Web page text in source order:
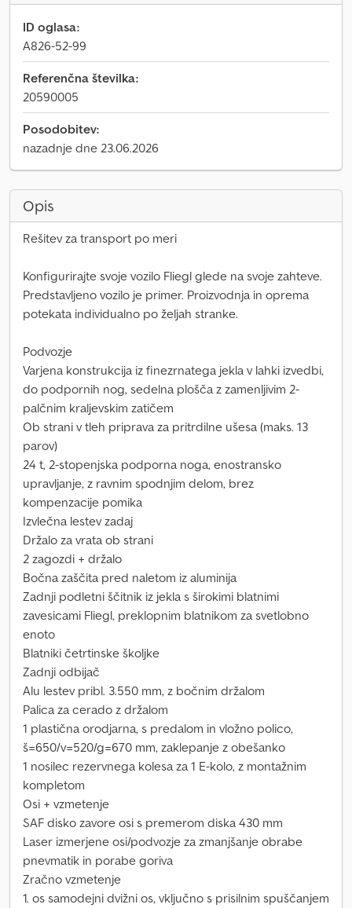
ID oglasa:
A826-52-99
Referenčna številka:
20590005
Posodobitev:
nazadnje dne 23.06.2026
Opis
Rešitev za transport po meri
Konfigurirajte svoje vozilo Fliegl glede na svoje zahteve.
Predstavljeno vozilo je primer. Proizvodnja in oprema
potekata individualno po željah stranke.
Podvozje
Varjena konstrukcija iz finezrnatega jekla v lahki izvedbi,
do podpornih nog, sedelna plošča z zamenljivim 2-
palčnim kraljevskim zatičem
Ob strani v tleh priprava za pritrdilne ušesa (maks. 13
parov)
24 t, 2-stopenjska podporna noga, enostransko
upravljanje, z ravnim spodnjim delom, brez
kompenzacije pomika
Izvlečna lestev zadaj
Držalo za vrata ob strani
2 zagozdi + držalo
Bočna zaščita pred naletom iz aluminija
Zadnji podletni ščitnik iz jekla s širokimi blatnimi
zavesicami Fliegl, preklopnim blatnikom za svetlobno
enoto
Blatniki četrtinske školjke
Zadnji odbijač
Alu lestev pribl. 3.550 mm, z bočnim držalom
Palica za cerado z držalom
1 plastična orodjarna, s predalom in vložno polico,
š=650/v=520/g=670 mm, zaklepanje z obešanko
1 nosilec rezervnega kolesa za 1 E-kolo, z montažnim
kompletom
Osi + vzmetenje
SAF disko zavore osi s premerom diska 430 mm
Laser izmerjene osi/podvozje za zmanjšanje obrabe
pnevmatik in porabe goriva
Zračno vzmetenje
1. os samodejni dvižni os, vključno s prisilnim spuščanjem